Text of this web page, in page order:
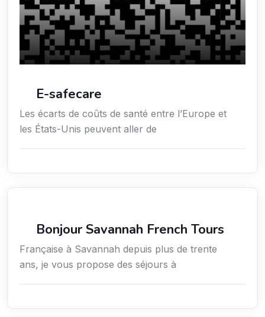
E-safecare
Les écarts de coûts de santé entre l’Europe et
les États-Unis peuvent aller de
Bonjour Savannah French Tours
Française à Savannah depuis plus de trente
ans, je vous propose des séjours à